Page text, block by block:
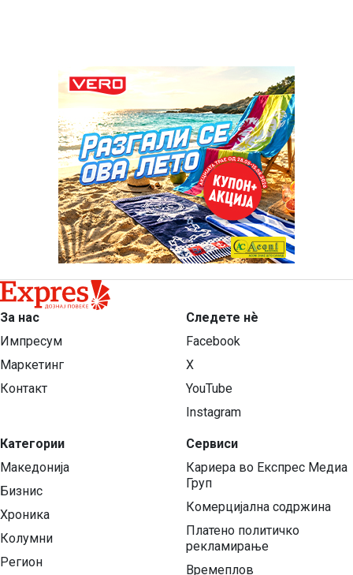
За нас
Импресум
Маркетинг
Контакт
Категории
Македонија
Бизнис
Хроника
Колумни
Регион
Следете нѐ
Facebook
X
YouTube
Instagram
Сервиси
Кариера во Експрес Медиа
Груп
Комерцијална содржина
Платено политичко
рекламирање
Времеплов